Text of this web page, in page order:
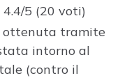
5 (20 voti)
ottenuta tramite
intorno al
(contro il